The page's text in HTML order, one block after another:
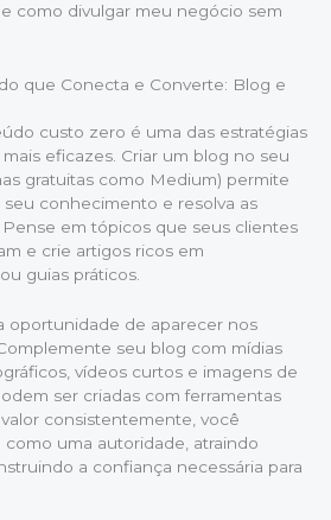
como divulgar meu negócio sem
que Conecta e Converte: Blog e
custo zero é uma das estratégias
eficazes. Criar um blog no seu
gratuitas como Medium) permite
conhecimento e resolva as
em tópicos que seus clientes
e crie artigos ricos em
guias práticos.
oportunidade de aparecer nos
seu blog com mídias
vídeos curtos e imagens de
ser criadas com ferramentas
consistentemente, você
uma autoridade, atraindo
a confiança necessária para